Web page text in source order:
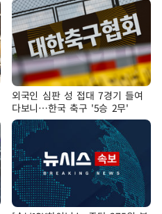
외국인 심판 성 접대 7경기 들여
다보니…한국 축구 '5승 2무'